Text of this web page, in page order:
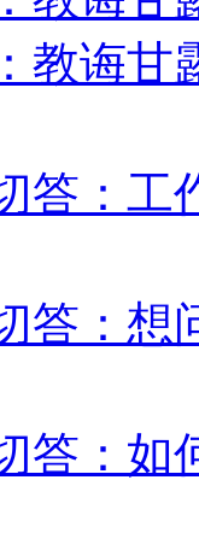
教诲甘
答：工
答：想
答：如